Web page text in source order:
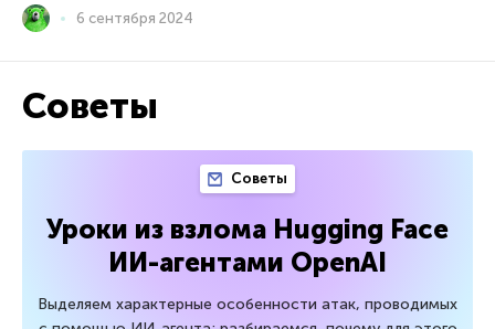
6 сентября 2024
Советы
Советы
Уроки из взлома Hugging Face
ИИ-агентами OpenAI
Выделяем характерные особенности атак, проводимых